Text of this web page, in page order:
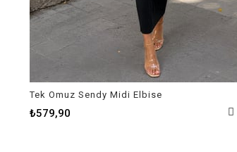
Tek Omuz Sendy Midi Elbise
₺579,90